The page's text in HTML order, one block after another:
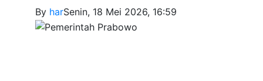
By harSenin, 18 Mei 2026, 16:59